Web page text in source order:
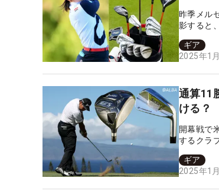
昨季メル
影すると
ギア
2025年1
通算11
ける？
開幕戦で
するクラ
ギア
2025年1